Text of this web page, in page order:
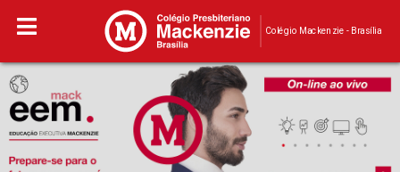
Colégio Mackenzie - Brasília